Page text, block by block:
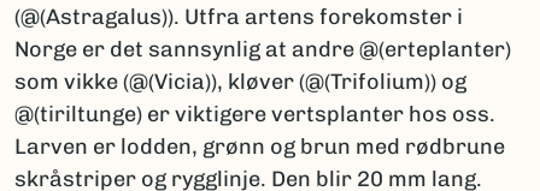
(@(Astragalus)). Utfra artens forekomster i
Norge er det sannsynlig at andre @(erteplanter)
som vikke (@(Vicia)), kløver (@(Trifolium)) og
@(tiriltunge) er viktigere vertsplanter hos oss.
Larven er lodden, grønn og brun med rødbrune
skråstriper og rygglinje. Den blir 20 mm lang.